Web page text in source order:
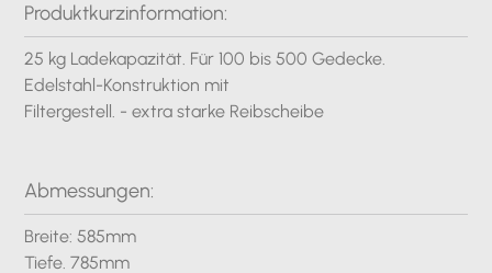
Produktkurzinformation:
25 kg Ladekapazität. Für 100 bis 500 Gedecke.
Edelstahl-Konstruktion mit
Filtergestell. - extra starke Reibscheibe
Abmessungen:
Breite: 585mm
Tiefe. 785mm